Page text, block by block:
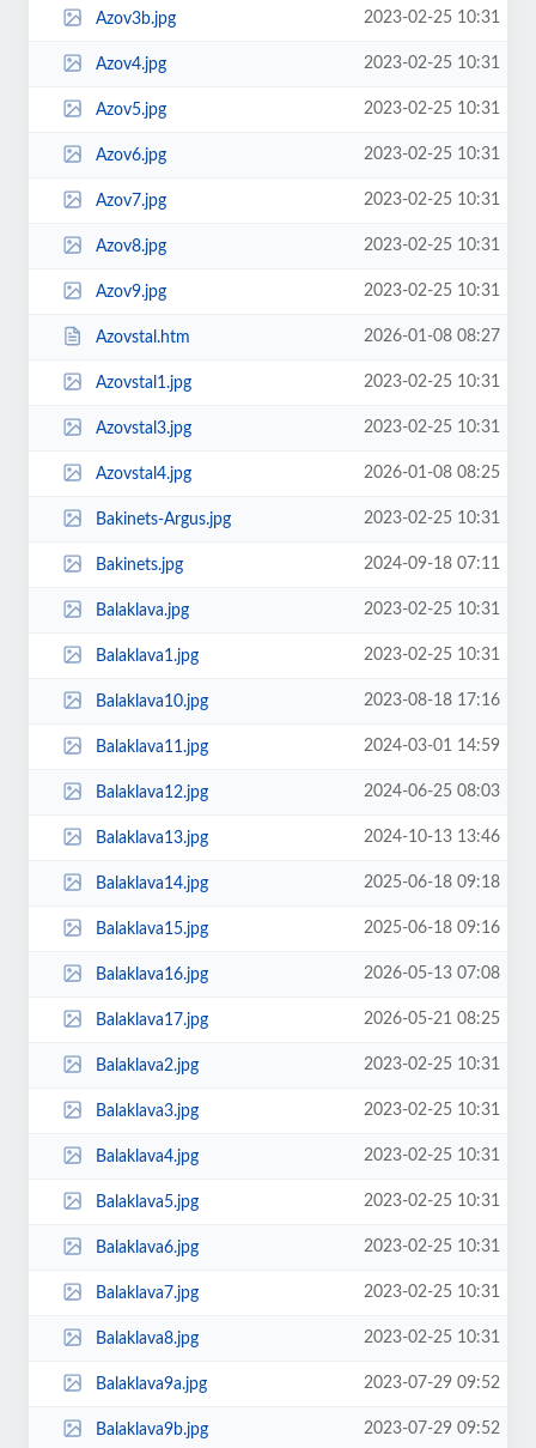
Azov3b.jpg 2023-02-25 10:31
Azov4.jpg 2023-02-25 10:31
Azov5.jpg 2023-02-25 10:31
Azov6.jpg 2023-02-25 10:31
Azov7.jpg 2023-02-25 10:31
Azov8.jpg 2023-02-25 10:31
Azov9.jpg 2023-02-25 10:31
Azovstal.htm 2026-01-08 08:27
Azovstal1.jpg 2023-02-25 10:31
Azovstal3.jpg 2023-02-25 10:31
Azovstal4.jpg 2026-01-08 08:25
Bakinets-Argus.jpg 2023-02-25 10:31
Bakinets.jpg 2024-09-18 07:11
Balaklava.jpg 2023-02-25 10:31
Balaklava1.jpg 2023-02-25 10:31
Balaklava10.jpg 2023-08-18 17:16
Balaklava11.jpg 2024-03-01 14:59
Balaklava12.jpg 2024-06-25 08:03
Balaklava13.jpg 2024-10-13 13:46
Balaklava14.jpg 2025-06-18 09:18
Balaklava15.jpg 2025-06-18 09:16
Balaklava16.jpg 2026-05-13 07:08
Balaklava17.jpg 2026-05-21 08:25
Balaklava2.jpg 2023-02-25 10:31
Balaklava3.jpg 2023-02-25 10:31
Balaklava4.jpg 2023-02-25 10:31
Balaklava5.jpg 2023-02-25 10:31
Balaklava6.jpg 2023-02-25 10:31
Balaklava7.jpg 2023-02-25 10:31
Balaklava8.jpg 2023-02-25 10:31
Balaklava9a.jpg 2023-07-29 09:52
Balaklava9b.jpg 2023-07-29 09:52